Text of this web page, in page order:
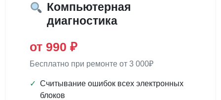
Компьютерная
диагностика
от 990 ₽
Бесплатно при ремонте от 3 000₽
✓ Считывание ошибок всех электронных
блоков